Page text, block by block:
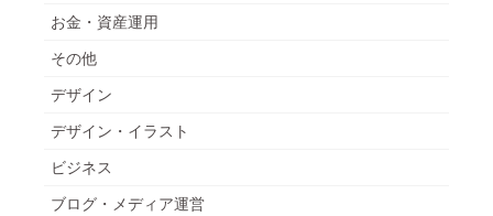
お金・資産運用
その他
デザイン
デザイン・イラスト
ビジネス
ブログ・メディア運営